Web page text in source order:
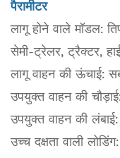
पैरामीटर
लागू होने वाले मॉडल:
सेमी-ट्रेलर, ट्रैक्टर,
लागू वाहन की ऊंचाई:
उपयुक्त वाहन की
उपयुक्त वाहन की
उच्च दक्षता वाली